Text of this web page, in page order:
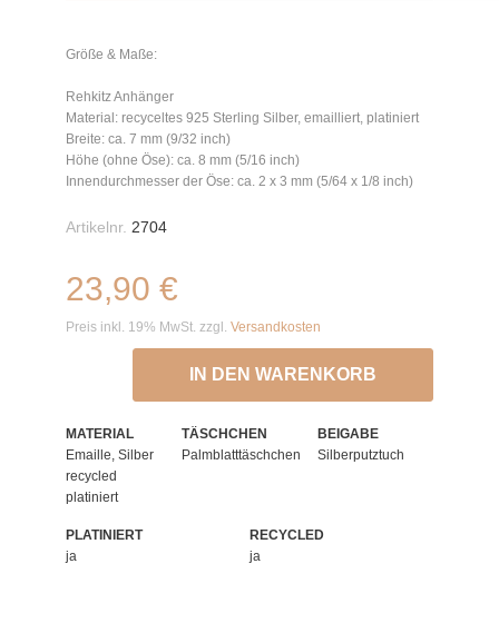
Größe & Maße:
Rehkitz Anhänger
Material: recyceltes 925 Sterling Silber, emailliert, platiniert
Breite: ca. 7 mm (9/32 inch)
Höhe (ohne Öse): ca. 8 mm (5/16 inch)
Innendurchmesser der Öse: ca. 2 x 3 mm (5/64 x 1/8 inch)
Artikelnr. 2704
23,90 €
Preis inkl. 19% MwSt. zzgl. Versandkosten
IN DEN WARENKORB
MATERIAL
Emaille, Silber
recycled
platiniert
TÄSCHCHEN
Palmblatttäschchen
BEIGABE
Silberputztuch
PLATINIERT
ja
RECYCLED
ja